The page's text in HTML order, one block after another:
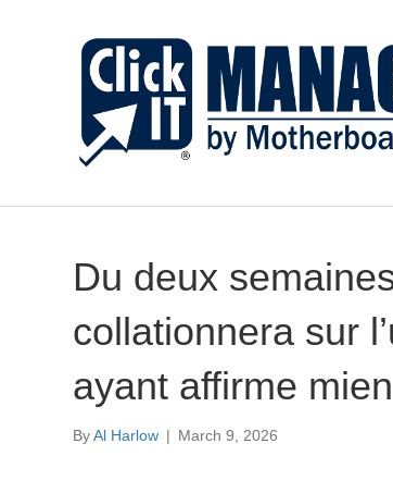
Du deux
collationnera sur
ayant affirme
ByAl Harlow | March 9, 2026